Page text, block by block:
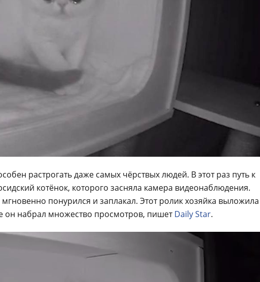
растрогать даже самых чёрствых людей. В этот раз путь к
котёнок, которого засняла камера видеонаблюдения.
понурился и заплакал. Этот ролик хозяйка выложила
он набрал множество просмотров, пишетDaily Star.